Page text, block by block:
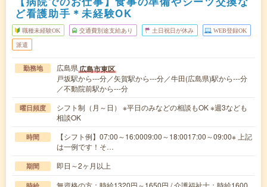
ど看護助手＊未経験OK
職種未経験OK 交通費別途支給あり 土日祝日が休み WEB登録OK
派遣
勤務地 広島県広島市東区
戸坂駅から---分／矢賀駅から---分／牛田(広島県)駅から---分
／不動院前駅から---分
曜日頻度
シフト制（月～日） ※平日のみなどの相談もOK ※週3なども
相談OK
時間
【シフト例】07:00～16:0009:00～18:0017:00～09:00※ 上記
は一例です！そ…
期間 即日～2ヶ月以上
無資格の方：時給1320円～1650円 / 介護福祉士：時給1600